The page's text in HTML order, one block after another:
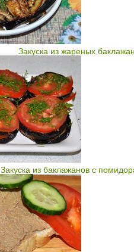
Закуска из жареных
Закуска из баклажанов с